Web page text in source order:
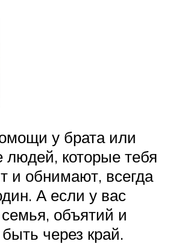
у брата или
людей, которые тебя
и обнимают, всегда
А если у вас
объятий и
через край.